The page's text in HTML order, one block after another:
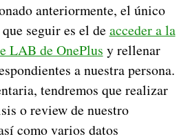
anteriormente, el único
seguir es el de acceder a la
LAB de OnePlus y rellenar
a nuestra persona.
tendremos que realizar
o review de nuestro
como varios datos